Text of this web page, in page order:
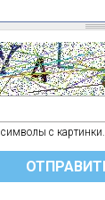
символы с картинки.